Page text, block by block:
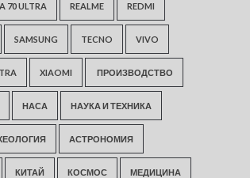
70 ULTRA REALME REDMI
SAMSUNG TECNO VIVO
XIAOMI ПРОИЗВОДСТВО
НАСА НАУКА И ТЕХНИКА
АСТРОНОМИЯ
КИТАЙ КОСМОС МЕДИЦИНА